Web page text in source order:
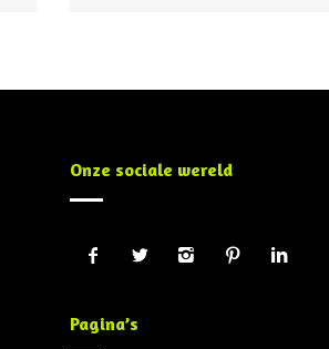
Onze sociale wereld
Pagina’s